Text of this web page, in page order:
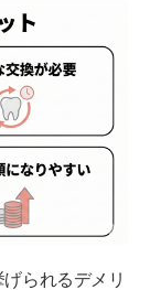
られる
トレスが少な
られるデメリ